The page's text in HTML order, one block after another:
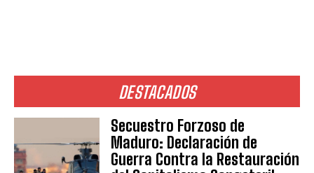
DESTACADOS
Secuestro Forzoso de
Maduro: Declaración de
Guerra Contra la Restauración